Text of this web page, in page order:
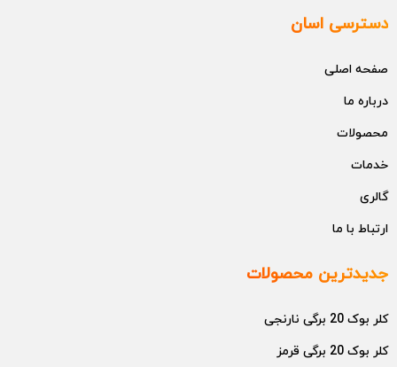
دسترسی اسان
صفحه اصلی
درباره ما
محصولات
خدمات
گالری
ارتباط با ما
جدیدترین محصولات
کلر بوک 20 برگی نارنجی
کلر بوک 20 برگی قرمز